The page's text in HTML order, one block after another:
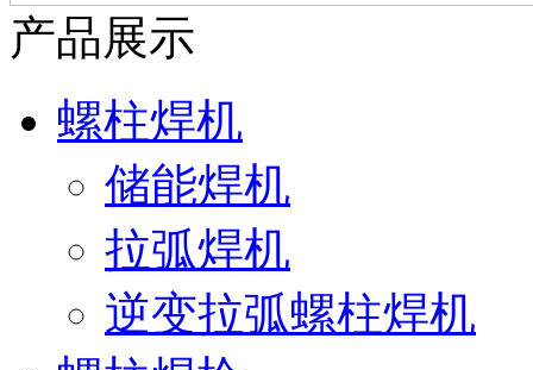
产品展示
螺柱焊机
储能焊机
拉弧焊机
逆变拉弧螺柱焊机